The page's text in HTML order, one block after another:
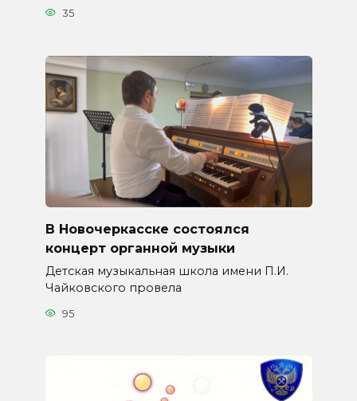
35
В Новочеркасске состоялся
концерт органной музыки
Детская музыкальная школа имени П.И.
Чайковского провела
95